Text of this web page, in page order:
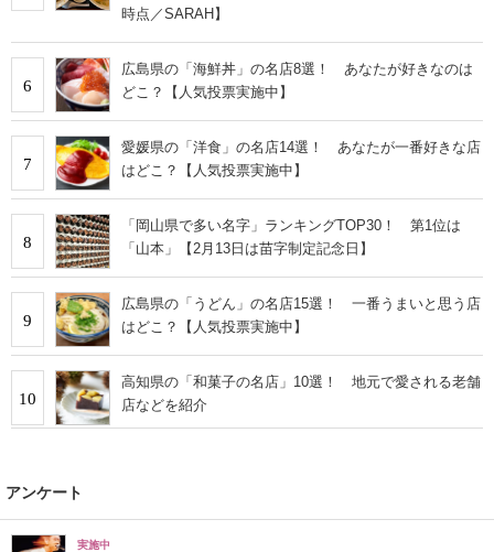
時点／SARAH】
6
広島県の「海鮮丼」の名店8選！ あなたが好きなのは
どこ？【人気投票実施中】
7
愛媛県の「洋食」の名店14選！ あなたが一番好きな店
はどこ？【人気投票実施中】
8
「岡山県で多い名字」ランキングTOP30！ 第1位は
「山本」【2月13日は苗字制定記念日】
9
広島県の「うどん」の名店15選！ 一番うまいと思う店
はどこ？【人気投票実施中】
10
高知県の「和菓子の名店」10選！ 地元で愛される老舗
店などを紹介
アンケート
実施中